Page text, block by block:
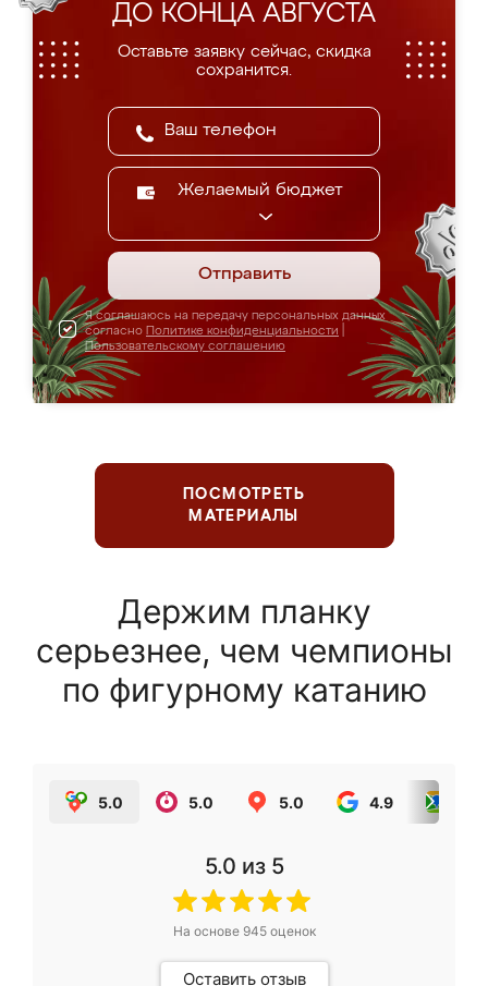
ДО КОНЦА АВГУСТА
Оставьте заявку сейчас, скидка
сохранится.
Желаемый бюджет
Отправить
Я соглашаюсь на передачу персональных данных
согласно Политике конфиденциальности
Пользовательскому соглашению
ПОСМОТРЕТЬ
МАТЕРИАЛЫ
Держим планку
серьезнее, чем чемпионы
по фигурному катанию
5.0 5.0 5.0 4.9
5.0 из 5
На основе 945оценок
Оставить отзыв